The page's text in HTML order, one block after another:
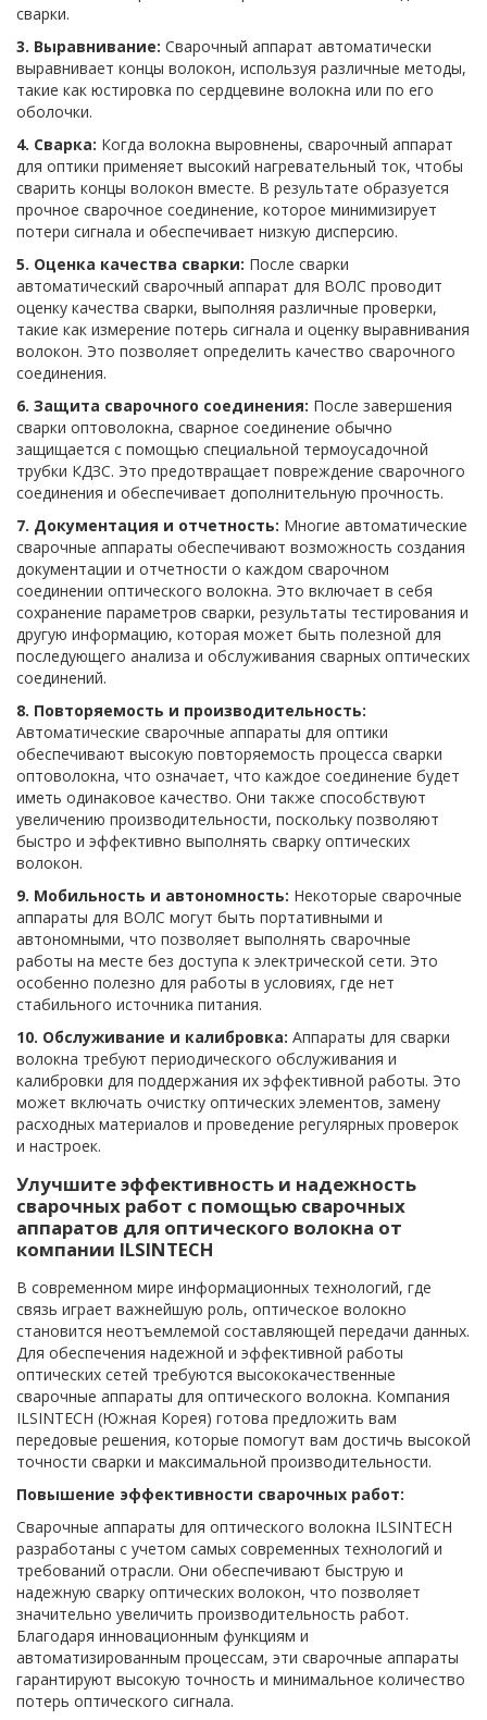
сварки.
3. Выравнивание: Сварочный аппарат автоматически
выравнивает концы волокон, используя различные методы,
такие как юстировка по сердцевине волокна или по его
оболочки.
4. Сварка: Когда волокна выровнены, сварочный аппарат
для оптики применяет высокий нагревательный ток, чтобы
сварить концы волокон вместе. В результате образуется
прочное сварочное соединение, которое минимизирует
потери сигнала и обеспечивает низкую дисперсию.
5. Оценка качества сварки: После сварки
автоматический сварочный аппарат для ВОЛС проводит
оценку качества сварки, выполняя различные проверки,
такие как измерение потерь сигнала и оценку выравнивания
волокон. Это позволяет определить качество сварочного
соединения.
6. Защита сварочного соединения: После завершения
сварки оптоволокна, сварное соединение обычно
защищается с помощью специальной термоусадочной
трубки КДЗС. Это предотвращает повреждение сварочного
соединения и обеспечивает дополнительную прочность.
7. Документация и отчетность: Многие автоматические
сварочные аппараты обеспечивают возможность создания
документации и отчетности о каждом сварочном
соединении оптического волокна. Это включает в себя
сохранение параметров сварки, результаты тестирования и
другую информацию, которая может быть полезной для
последующего анализа и обслуживания сварных оптических
соединений.
8. Повторяемость и производительность:
Автоматические сварочные аппараты для оптики
обеспечивают высокую повторяемость процесса сварки
оптоволокна, что означает, что каждое соединение будет
иметь одинаковое качество. Они также способствуют
увеличению производительности, поскольку позволяют
быстро и эффективно выполнять сварку оптических
волокон.
9. Мобильность и автономность: Некоторые сварочные
аппараты для ВОЛС могут быть портативными и
автономными, что позволяет выполнять сварочные
работы на месте без доступа к электрической сети. Это
особенно полезно для работы в условиях, где нет
стабильного источника питания.
10. Обслуживание и калибровка: Аппараты для сварки
волокна требуют периодического обслуживания и
калибровки для поддержания их эффективной работы. Это
может включать очистку оптических элементов, замену
расходных материалов и проведение регулярных проверок
и настроек.
Улучшите эффективность и надежность
сварочных работ с помощью сварочных
аппаратов для оптического волокна от
компании ILSINTECH
В современном мире информационных технологий, где
связь играет важнейшую роль, оптическое волокно
становится неотъемлемой составляющей передачи данных.
Для обеспечения надежной и эффективной работы
оптических сетей требуются высококачественные
сварочные аппараты для оптического волокна. Компания
ILSINTECH (Южная Корея) готова предложить вам
передовые решения, которые помогут вам достичь высокой
точности сварки и максимальной производительности.
Повышение эффективности сварочных работ:
Сварочные аппараты для оптического волокна ILSINTECH
разработаны с учетом самых современных технологий и
требований отрасли. Они обеспечивают быструю и
надежную сварку оптических волокон, что позволяет
значительно увеличить производительность работ.
Благодаря инновационным функциям и
автоматизированным процессам, эти сварочные аппараты
гарантируют высокую точность и минимальное количество
потерь оптического сигнала.